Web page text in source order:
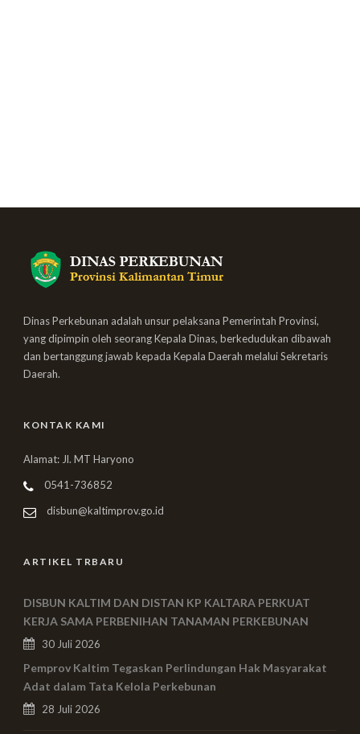
Dinas Perkebunan adalah unsur pelaksana Pemerintah Provinsi,
yang dipimpin oleh seorang Kepala Dinas, berkedudukan dibawah
dan bertanggung jawab kepada Kepala Daerah melalui Sekretaris
Daerah.
KONTAK KAMI
Alamat: Jl. MT Haryono
0541-736852
disbun@kaltimprov.go.id
ARTIKEL TRBARU
DISBUN KALTIM DAN DISTAN KP KALTARA PERKUAT
KERJA SAMA PERBENIHAN TANAMAN PERKEBUNAN
30 Juli 2026
Pemprov Kaltim Tegaskan Perlindungan Hak Masyarakat
Adat dalam Tata Kelola Perkebunan
28 Juli 2026